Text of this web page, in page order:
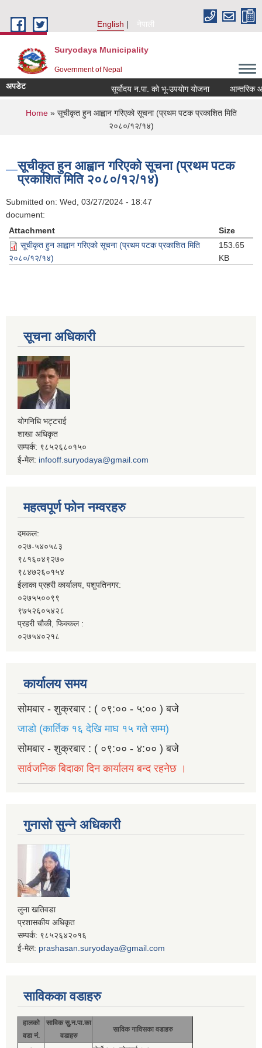
English
नेपाली
Suryodaya Municipality
Government of Nepal
अपडेट सूर्योदय न.पा. को भू-उपयोग योजना आन्तरिक आय
You are here
Home» सूचीकृत हुन आह्वान गरिएको सूचना (प्रथम पटक प्रकाशित मिति
२०८०/१२/१४)
सूचीकृत हुन आह्वान गरिएको सूचना (प्रथम पटक
प्रकाशित मिति २०८०/१२/१४)
Submitted on: Wed, 03/27/2024 - 18:47
document:
Attachment
Size
सूचीकृत हुन आह्वान गरिएको सूचना (प्रथम पटक प्रकाशित मिति
२०८०/१२/१४)
153.65
KB
सूचना अधिकारी
योगनिधि भट्टराई
शाखा अधिकृत
सम्पर्क: ९८५२६८०१५०
ई-मेल: infooff.suryodaya@gmail.com
महत्वपूर्ण फोन नम्वरहरु
दमकल:
०२७-५४०५८३
९८१६०४९२७०
९८४७२६०१५४
ईलाका प्रहरी कार्यालय, पशुपतिनगर:
०२७५५००९९
९७५२६०५४२८
प्रहरी चौकी, फिक्कल :
०२७५४०२१८
कार्यालय समय
सोमबार - शुक्रबार : ( ०९:०० - ५:०० ) बजे
जाडो (कार्तिक १६ देखि माघ १५ गते सम्म)
सोमबार - शुक्रबार : ( ०९:०० - ४:०० ) बजे
सार्वजनिक बिदाका दिन कार्यालय बन्द रहनेछ ।
गुनासो सुन्ने अधिकारी
लुना खतिवडा
प्रशासकीय अधिकृत
सम्पर्क: ९८५२६४२०१६
ई-मेल: prashasan.suryodaya@gmail.com
साविकका वडाहरु
हालको
वडा नं.
साविक सु.न.पा.का
वडाहरु
साविक गाविसका वडाहरु